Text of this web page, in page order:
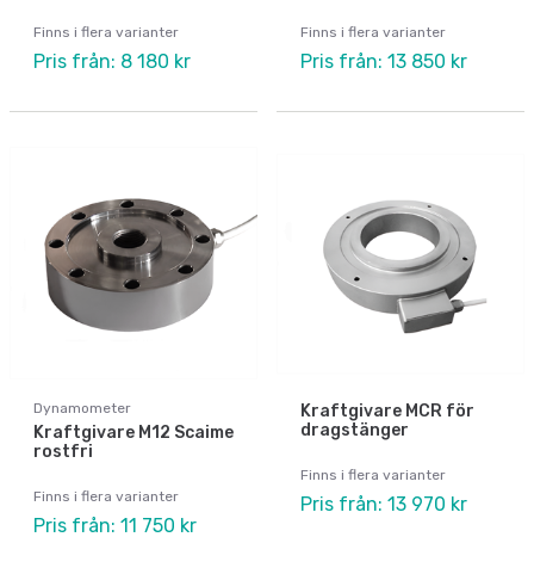
Finns i flera varianter
Pris från: 8 180 kr
Finns i flera varianter
Pris från: 13 850 kr
Dynamometer
Kraftgivare M12 Scaime
rostfri
Finns i flera varianter
Pris från: 11 750 kr
Kraftgivare MCR för
dragstänger
Finns i flera varianter
Pris från: 13 970 kr